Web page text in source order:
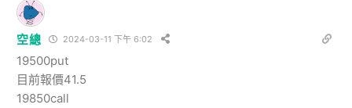
空總 2024-03-11 下午 6:02
19500put
目前報價41.5
19850call